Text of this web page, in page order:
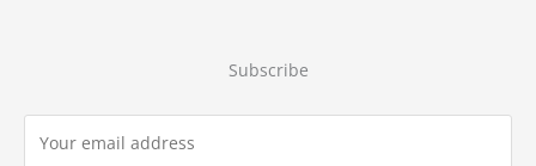
Subscribe